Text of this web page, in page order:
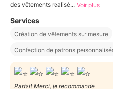
des vêtements réalisé... Voir plus
Services
Création de vêtements sur mesure
Confection de patrons
Parfait Merci, je recommande